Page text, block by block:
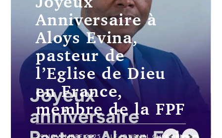
Trois campagnes
de dons pour
soutenir des
projets chrétiens
ambitieux
19 JUILLET 2024 LE JOURNAL CHRÉTIEN